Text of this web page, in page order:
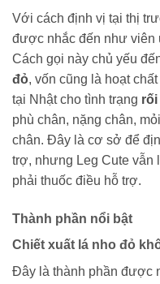
Với cách định vị tại thị
được nhắc đến như viên
Cách gọi này chủ yếu
đỏ, vốn cũng là hoạt
tại Nhật cho tình trạng
phù chân, nặng chân,
chân. Đây là cơ sở để
trợ, nhưng Leg Cute vẫn
phải thuốc điều hỗ trợ.
Thành phần nổi bật
Chiết xuất lá nho đỏ
Đây là thành phần được